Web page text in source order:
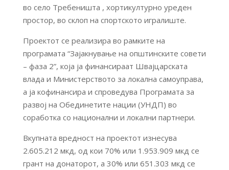
во село Требеништа , хортикултурно уреден
простор, во склоп на спортското игралиште.
Проектот се реализира во рамките на
програмата “Зајакнување на општинските совети
– фаза 2”, која ја финансираат Швајцарската
влада и Министерството за локална самоуправа,
а ја кофинансира и спроведува Програмата за
развој на Обединетите нации (УНДП) во
соработка со национални и локални партнери.
Вкупната вредност на проектот изнесува
2.605.212 мкд, од кои 70% или 1.953.909 мкд се
грант на донаторот, а 30% или 651.303 мкд се